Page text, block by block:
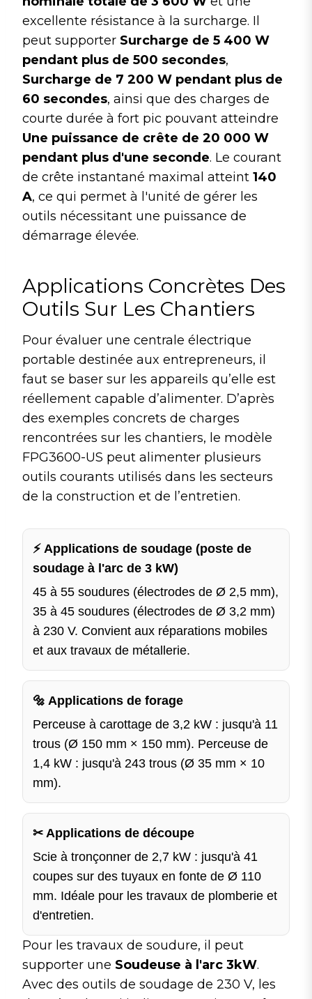
excellente résistance à la surcharge. Il
peut supporter Surcharge de 5 400 W
pendant plus de 500 secondes,
Surcharge de 7 200 W pendant plus de
60 secondes, ainsi que des charges de
courte durée à fort pic pouvant atteindre
Une puissance de crête de 20 000 W
pendant plus d'une seconde. Le courant
de crête instantané maximal atteint 140
A, ce qui permet à l'unité de gérer les
outils nécessitant une puissance de
démarrage élevée.
Applications Concrètes Des
Outils Sur Les Chantiers
Pour évaluer une centrale électrique
portable destinée aux entrepreneurs, il
faut se baser sur les appareils qu’elle est
réellement capable d’alimenter. D’après
des exemples concrets de charges
rencontrées sur les chantiers, le modèle
FPG3600-US peut alimenter plusieurs
outils courants utilisés dans les secteurs
de la construction et de l’entretien.
⚡ Applications de soudage (poste de
soudage à l'arc de 3 kW)
45 à 55 soudures (électrodes de Ø 2,5 mm),
35 à 45 soudures (électrodes de Ø 3,2 mm)
à 230 V. Convient aux réparations mobiles
et aux travaux de métallerie.
🔩 Applications de forage
Perceuse à carottage de 3,2 kW : jusqu'à 11
trous (Ø 150 mm × 150 mm). Perceuse de
1,4 kW : jusqu'à 243 trous (Ø 35 mm × 10
mm).
✂ Applications de découpe
Scie à tronçonner de 2,7 kW : jusqu'à 41
coupes sur des tuyaux en fonte de Ø 110
mm. Idéale pour les travaux de plomberie et
d'entretien.
Pour les travaux de soudure, il peut
supporter une Soudeuse à l'arc 3kW.
Avec des outils de soudage de 230 V, les